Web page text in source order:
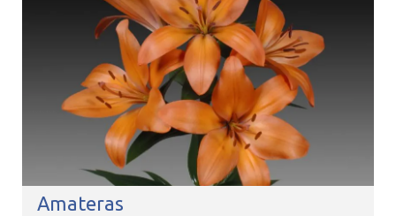
Amateras